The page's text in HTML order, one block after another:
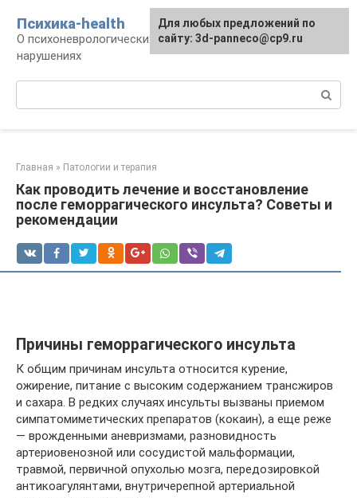
контенту
Психика-health
О психоневрологических патологиях и
нарушениях
Главная » Патологии и терапия
Как проводить лечение и восстановление
после геморрагического инсульта? Советы и
рекомендации
Причины геморрагического инсульта
К общим причинам инсульта относится курение,
ожирение, питание с высоким содержанием трансжиров
и сахара. В редких случаях инсульты вызваны приемом
симпатомиметических препаратов (кокаин), а еще реже
— врожденными аневризмами, разновидность
артериовенозной или сосудистой мальформации,
травмой, первичной опухолью мозга, передозировкой
антикоагулянтами, внутричерепной артериальной
Для любых предложений по
сайту: 3d-panneco@cp9.ru